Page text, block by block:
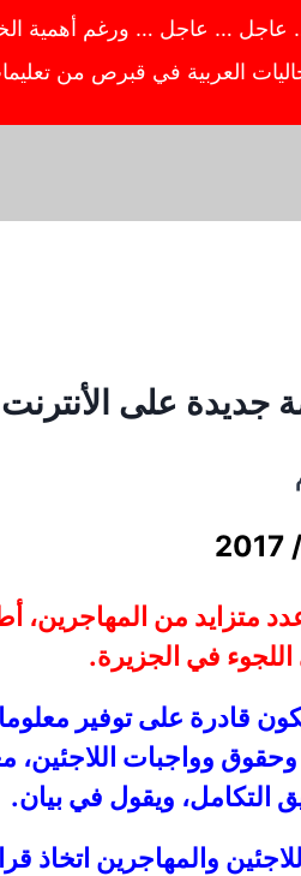
… عاجل … ورغم أهمية
العربية في قبرص من
على الأنترنت
متزايد من
اللجوء في الجزيرة.
قادرة على توفير
وواجبات اللاجئين،
التكامل، ويقول في بيان.
والمهاجرين اتخاذ